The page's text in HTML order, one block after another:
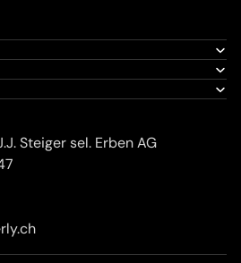
Steiger sel. Erben AG